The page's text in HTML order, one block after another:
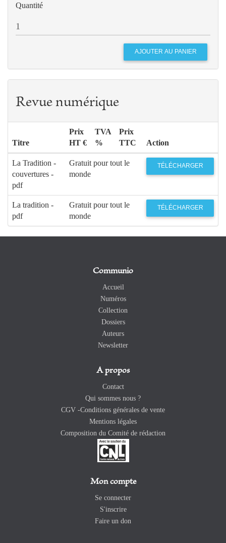
Quantité
Revue numérique
Titre
Prix
HT €
TVA
%
Prix
TTC
Action
La Tradition -
couvertures -
pdf
Gratuit pour tout le
monde
TÉLÉCHARGER
La tradition -
pdf
Gratuit pour tout le
monde
TÉLÉCHARGER
Communio
Accueil
Numéros
Collection
Dossiers
Auteurs
Newsletter
A propos
Contact
Qui sommes nous ?
CGV -Conditions générales de vente
Mentions légales
Composition du Comité de rédaction
Mon compte
Se connecter
S'inscrire
Faire un don